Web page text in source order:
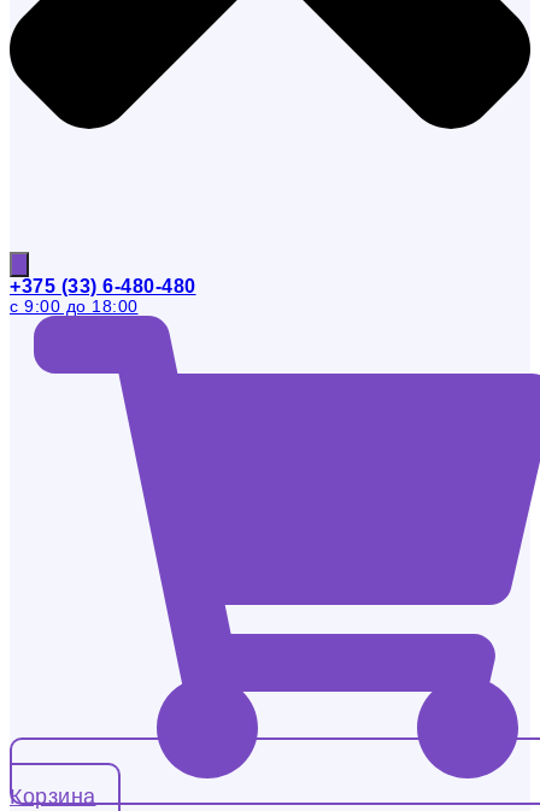
+375 (33) 6-480-480
с 9:00 до 18:00
Корзина